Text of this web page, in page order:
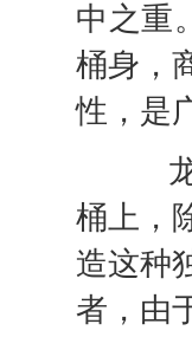
中之重
桶身，
性，是
龙
桶上，
造这种
者，由